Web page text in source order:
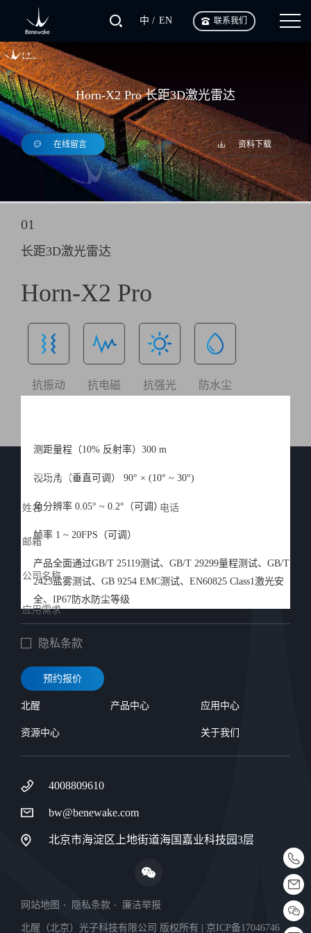
中 EN 联系我们
Horn-X2 Pro 长距3D激光雷达
在线留言 资料下载
01
长距3D激光雷达
Horn-X2 Pro
抗振动 抗电磁 抗强光 防水尘
测距量程（10% 反射率）300 m
视场角（垂直可调） 90° × (10° ~ 30°)
角分辨率 0.05° ~ 0.2°（可调）
帧率 1 ~ 20FPS（可调）
产品全面通过GB/T 25119测试、GB/T 29299量程测试、GB/T
2423盐雾测试、GB 9254 EMC测试、EN60825 Class1激光安
全、IP67防水防尘等级
北醒 产品中心 应用中心
资源中心 关于我们
4008809610
bw@benewake.com
北京市海淀区上地街道海国嘉业科技园3层
网站地图 隐私条款 廉洁举报
北醒（北京）光子科技有限公司 版权所有 | 京ICP备17046746
联系我们
属于您的解决方案
隐私条款
预约报价